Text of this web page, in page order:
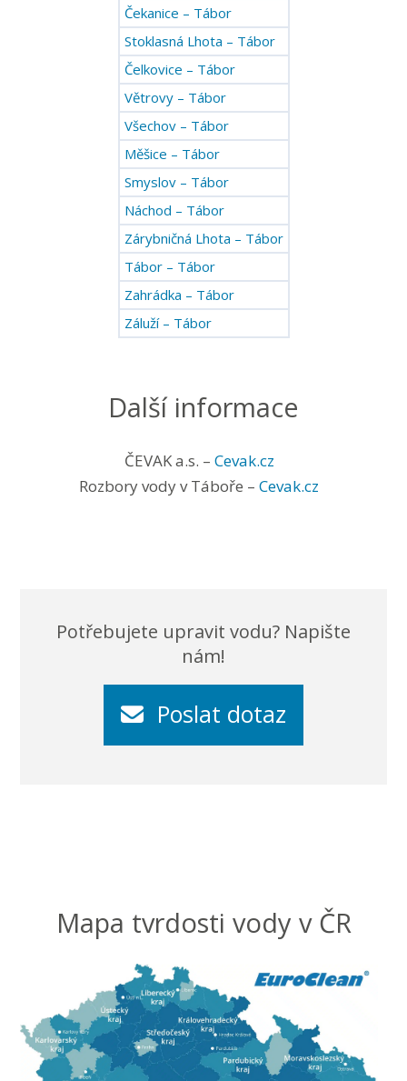
Čekanice – Tábor
Stoklasná Lhota – Tábor
Čelkovice – Tábor
Větrovy – Tábor
Všechov – Tábor
Měšice – Tábor
Smyslov – Tábor
Náchod – Tábor
Zárybničná Lhota – Tábor
Tábor – Tábor
Zahrádka – Tábor
Záluží – Tábor
Další informace
ČEVAK a.s. – Cevak.cz
Rozbory vody v Táboře – Cevak.cz
Potřebujete upravit vodu? Napište
nám!
Poslat dotaz
Mapa tvrdosti vody v ČR